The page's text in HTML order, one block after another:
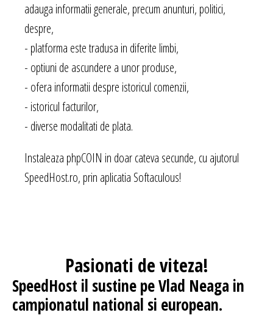
adauga informatii generale, precum anunturi, politici,
despre,
- platforma este tradusa in diferite limbi,
- optiuni de ascundere a unor produse,
- ofera informatii despre istoricul comenzii,
- istoricul facturilor,
- diverse modalitati de plata.
Instaleaza phpCOIN in doar cateva secunde, cu ajutorul
SpeedHost.ro, prin aplicatia Softaculous!
Pasionati de viteza!
SpeedHost il sustine pe Vlad Neaga in
campionatul national si european.